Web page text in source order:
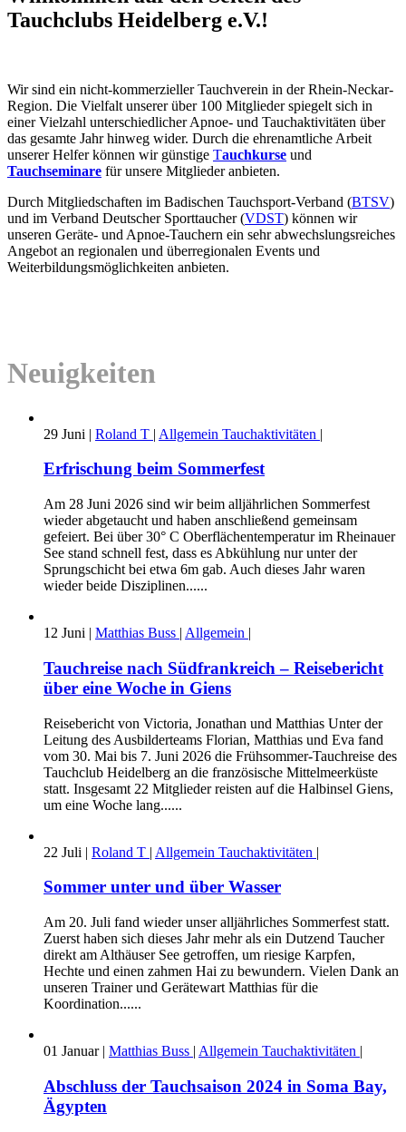
Tauchclubs Heidelberg e.V.!
Wir sind ein nicht-kommerzieller Tauchverein in der Rhein-Neckar-
Region. Die Vielfalt unserer über 100 Mitglieder spiegelt sich in
einer Vielzahl unterschiedlicher Apnoe- und Tauchaktivitäten über
das gesamte Jahr hinweg wider. Durch die ehrenamtliche Arbeit
unserer Helfer können wir günstige Tauchkurse und
Tauchseminare für unsere Mitglieder anbieten.
Durch Mitgliedschaften im Badischen Tauchsport-Verband (BTSV)
und im Verband Deutscher Sporttaucher (VDST) können wir
unseren Geräte- und Apnoe-Tauchern ein sehr abwechslungsreiches
Angebot an regionalen und überregionalen Events und
Weiterbildungsmöglichkeiten anbieten.
Neuigkeiten
29 Juni | Roland T | Allgemein Tauchaktivitäten |
Erfrischung beim Sommerfest
Am 28 Juni 2026 sind wir beim alljährlichen Sommerfest
wieder abgetaucht und haben anschließend gemeinsam
gefeiert. Bei über 30° C Oberflächentemperatur im Rheinauer
See stand schnell fest, dass es Abkühlung nur unter der
Sprungschicht bei etwa 6m gab. Auch dieses Jahr waren
wieder beide Disziplinen......
12 Juni | Matthias Buss | Allgemein |
Tauchreise nach Südfrankreich – Reisebericht
über eine Woche in Giens
Reisebericht von Victoria, Jonathan und Matthias Unter der
Leitung des Ausbilderteams Florian, Matthias und Eva fand
vom 30. Mai bis 7. Juni 2026 die Frühsommer-Tauchreise des
Tauchclub Heidelberg an die französische Mittelmeerküste
statt. Insgesamt 22 Mitglieder reisten auf die Halbinsel Giens,
um eine Woche lang......
22 Juli | Roland T | Allgemein Tauchaktivitäten |
Sommer unter und über Wasser
Am 20. Juli fand wieder unser alljährliches Sommerfest statt.
Zuerst haben sich dieses Jahr mehr als ein Dutzend Taucher
direkt am Althäuser See getroffen, um riesige Karpfen,
Hechte und einen zahmen Hai zu bewundern. Vielen Dank an
unseren Trainer und Gerätewart Matthias für die
Koordination......
01 Januar| Matthias Buss | Allgemein Tauchaktivitäten |
Abschluss der Tauchsaison 2024 in Soma Bay,
Ägypten